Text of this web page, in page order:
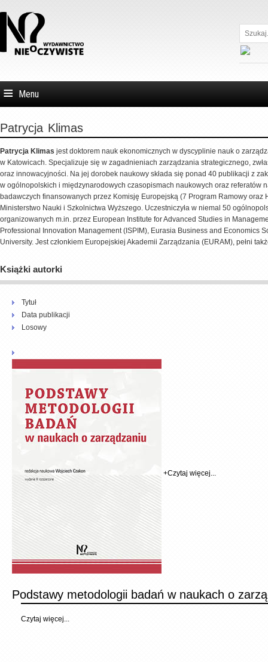
Szukaj...
Menu
Patrycja Klimas
Patrycja Klimas jest doktorem nauk ekonomicznych w dyscyplinie nauk o
w Katowicach. Specjalizuje się w zagadnieniach zarządzania strategicznego,
oraz innowacyjności. Na jej dorobek naukowy składa się ponad 40 publikacji z
w ogólnopolskich i międzynarodowych czasopismach naukowych oraz
badawczych finansowanych przez Komisję Europejską (7 Program Ramowy
Ministerstwo Nauki i Szkolnictwa Wyższego. Uczestniczyła w niemal 50
organizowanych m.in. przez European Institute for Advanced Studies in
Professional Innovation Management (ISPIM), Eurasia Business and Economics
University. Jest członkiem Europejskiej Akademii Zarządzania (EURAM), pełni
Książki autorki
Tytuł
Data publikacji
Losowy
+Czytaj więcej...
Podstawy metodologii badań w naukach o
Czytaj więcej...